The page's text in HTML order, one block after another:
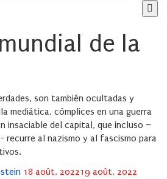
de la
son también ocultadas y
mediática, cómplices en una guerra
insaciable del capital, que incluso –
recurre al nazismo y al fascismo para
Posted
18 août, 202219 août, 2022